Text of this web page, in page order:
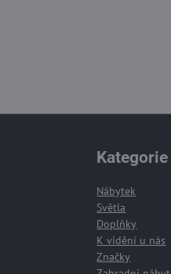
Kategorie
Nábytek
Světla
Doplňky
K vidění u nás
Značky